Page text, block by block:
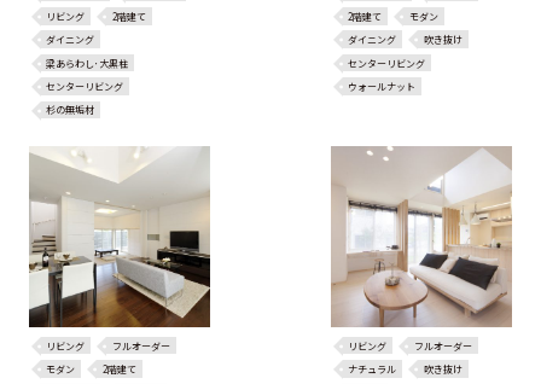
リビング
2階建て
ダイニング
梁あらわし･大黒柱
センターリビング
杉の無垢材
2階建て
モダン
ダイニング
吹き抜け
センターリビング
ウォールナット
リビング
フルオーダー
モダン
2階建て
リビング
フルオーダー
ナチュラル
吹き抜け